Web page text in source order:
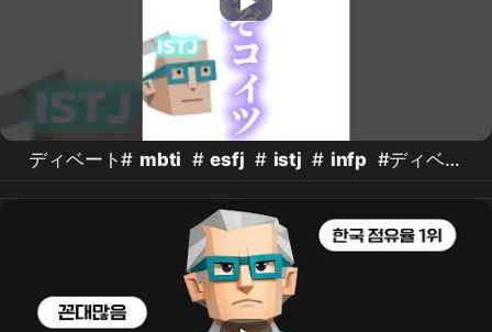
ディベート# mbti # esfj # istj # infp #ディベー
ト #討論 #ずっと一緒#愛棒